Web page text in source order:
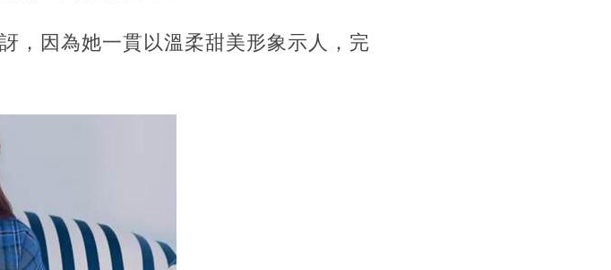
，因為她一貫以溫柔甜美形象示人， 完